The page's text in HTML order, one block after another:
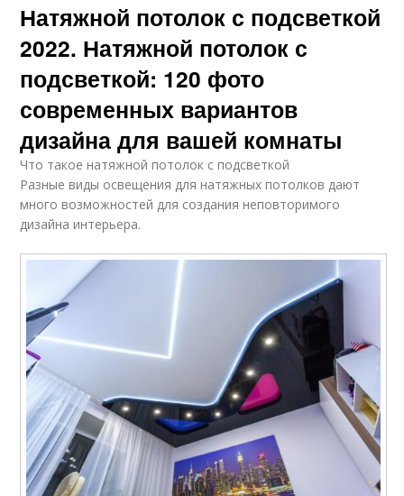
Натяжной потолок с подсветкой
2022. Натяжной потолок с
подсветкой: 120 фото
современных вариантов
дизайна для вашей комнаты
Что такое натяжной потолок с подсветкой
Разные виды освещения для натяжных потолков дают
много возможностей для создания неповторимого
дизайна интерьера.